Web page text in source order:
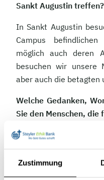
Zustimmung
Sankt Augustin treffen?
In Sankt Augustin
Campus
möglich auch deren
besuchen wir unsere
aber auch die betagten
Welche Gedanken,
Sie den Menschen,
Zunächst einmal
an unserer Mission.
Mitarbeiter nicht
sondern als unsere